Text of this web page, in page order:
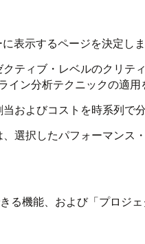
表示するページを決定
ティブ・レベルのクリテ
ン分析テクニックの適用
およびコストを時系列で分
、選択したパフォーマンス
る機能、および「プロジ